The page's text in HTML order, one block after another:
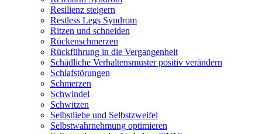
Resilienz steigern
Restless Legs Syndrom
Ritzen und schneiden
Rückenschmerzen
Rückführung in die Vergangenheit
Schädliche Verhaltensmuster positiv verändern
Schlafstörungen
Schmerzen
Schwindel
Schwitzen
Selbstliebe und Selbstzweifel
Selbstwahrnehmung optimieren